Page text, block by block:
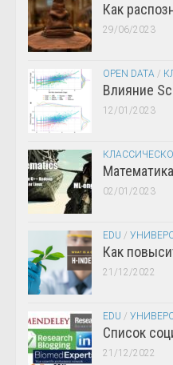
Как
29/06/2023
OPEN DATA /
Влияние
12/01/2023
02/01/2023
EDU /
Как
21/12/2022
EDU /
Список
21/12/2022